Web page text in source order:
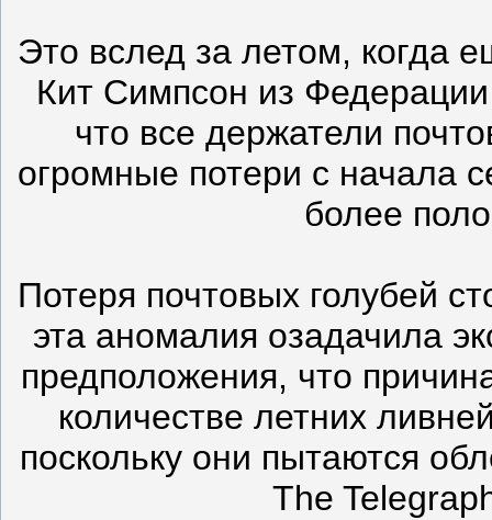
Это вслед за летом, когда
Кит Симпсон из
что все держатели
огромные потери с начала
более
Потеря почтовых голубей
эта аномалия озадачила
предположения, что
количестве летних
поскольку они пытаются
The